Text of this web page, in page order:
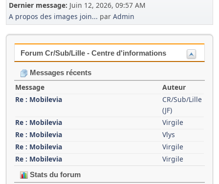
Dernier message: Juin 12, 2026, 09:57 AM
A propos des images join... par Admin
Forum Cr/Sub/Lille - Centre d'informations
Messages récents
Message
Auteur
Re : Mobilevia
CR/Sub/Lille
(JF)
Re : Mobilevia
Virgile
Re : Mobilevia
Vlys
Re : Mobilevia
Virgile
Re : Mobilevia
Virgile
Stats du forum